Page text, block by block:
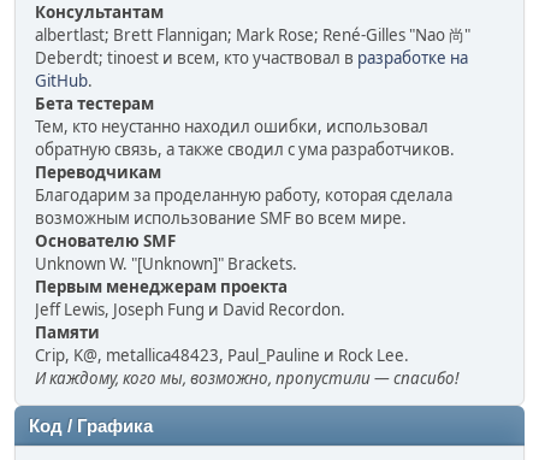
Консультантам
albertlast; Brett Flannigan; Mark Rose; René-Gilles "Nao 尚"
Deberdt; tinoest и всем, кто участвовал в разработке на
GitHub.
Бета тестерам
Тем, кто неустанно находил ошибки, использовал
обратную связь, а также сводил с ума разработчиков.
Переводчикам
Благодарим за проделанную работу, которая сделала
возможным использование SMF во всем мире.
Основателю SMF
Unknown W. "[Unknown]" Brackets.
Первым менеджерам проекта
Jeff Lewis, Joseph Fung и David Recordon.
Памяти
Crip, K@, metallica48423, Paul_Pauline и Rock Lee.
И каждому, кого мы, возможно, пропустили — спасибо!
Код / Графика